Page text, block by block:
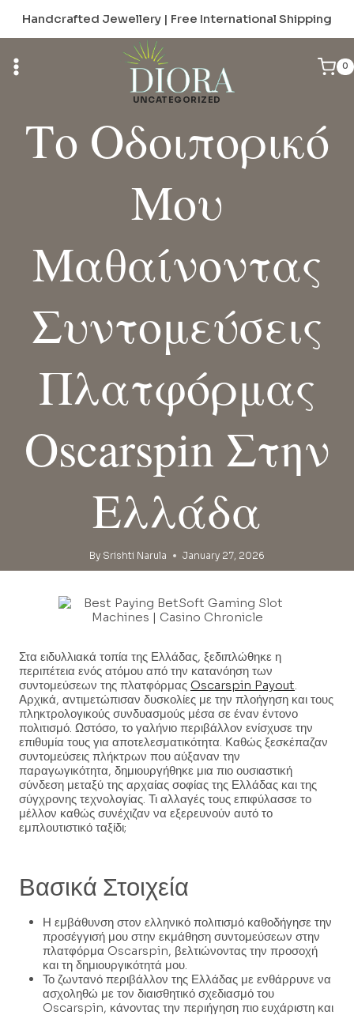
content
Handcrafted Jewellery | Free International Shipping
0
UNCATEGORIZED
Το Οδοιπορικό
Μου
Μαθαίνοντας
Συντομεύσεις
Πλατφόρμας
Oscarspin Στην
Ελλάδα
By Srishti Narula January 27, 2026
Στα ειδυλλιακά τοπία της Ελλάδας, ξεδιπλώθηκε η
περιπέτεια ενός ατόμου από την κατανόηση των
συντομεύσεων της πλατφόρμας Oscarspin Payout.
Αρχικά, αντιμετώπισαν δυσκολίες με την πλοήγηση και τους
πληκτρολογικούς συνδυασμούς μέσα σε έναν έντονο
πολιτισμό. Ωστόσο, το γαλήνιο περιβάλλον ενίσχυσε την
επιθυμία τους για αποτελεσματικότητα. Καθώς ξεσκέπαζαν
συντομεύσεις πλήκτρων που αύξαναν την
παραγωγικότητα, δημιουργήθηκε μια πιο ουσιαστική
σύνδεση μεταξύ της αρχαίας σοφίας της Ελλάδας και της
σύγχρονης τεχνολογίας. Τι αλλαγές τους επιφύλασσε το
μέλλον καθώς συνέχιζαν να εξερευνούν αυτό το
εμπλουτιστικό ταξίδι;
Βασικά Στοιχεία
Η εμβάθυνση στον ελληνικό πολιτισμό καθοδήγησε την
προσέγγισή μου στην εκμάθηση συντομεύσεων στην
πλατφόρμα Oscarspin, βελτιώνοντας την προσοχή
και τη δημιουργικότητά μου.
Το ζωντανό περιβάλλον της Ελλάδας με ενθάρρυνε να
ασχοληθώ με τον διαισθητικό σχεδιασμό του
Oscarspin, κάνοντας την περιήγηση πιο ευχάριστη και